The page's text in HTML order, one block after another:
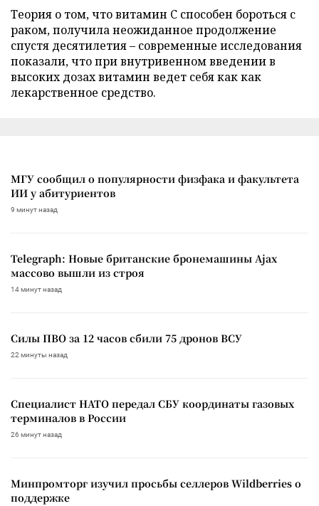
Теория о том, что витамин C способен бороться с
раком, получила неожиданное продолжение
спустя десятилетия – современные исследования
показали, что при внутривенном введении в
высоких дозах витамин ведет себя как как
лекарственное средство.
МГУ сообщил о популярности физфака и факультета
ИИ у абитуриентов
9 минут назад
Telegraph: Новые британские бронемашины Ajax
массово вышли из строя
14 минут назад
Силы ПВО за 12 часов сбили 75 дронов ВСУ
22 минуты назад
Специалист НАТО передал СБУ координаты газовых
терминалов в России
26 минут назад
Минпромторг изучил просьбы селлеров Wildberries о
поддержке